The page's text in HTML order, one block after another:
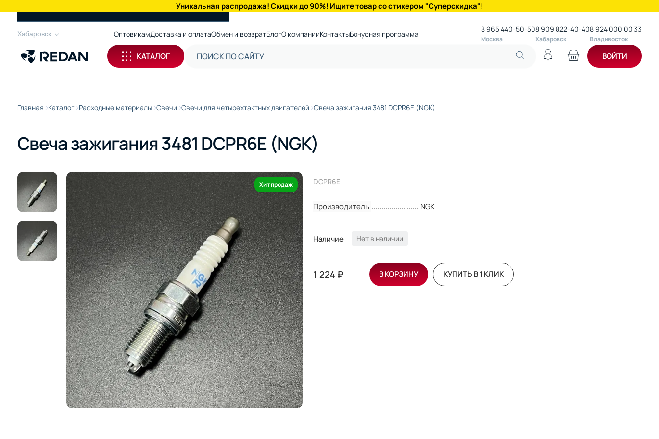
Уникальная распродажа! Скидки до 90%! Ищите товар со стикером "Суперскидка"!
Хабаровск ОптовикамДоставка и оплатаОбмен и возвратБлогО компанииКонтактыБонусная программа 8 965 440-50-50
Москва
8 909 822-40-40
Хабаровск
8 924 000 00 33
Владивосток
КАТАЛОГ ВОЙТИ
Главная Каталог Расходные материалы Свечи Свечи для четырехтактных двигателей Свеча зажигания 3481 DCPR6E (NGK)
Свеча зажигания 3481 DCPR6E (NGK)
Хит продаж DCPR6E
Производитель NGK
Наличие Нет в наличии
1 224 ₽ В КОРЗИНУ КУПИТЬ В 1 КЛИК